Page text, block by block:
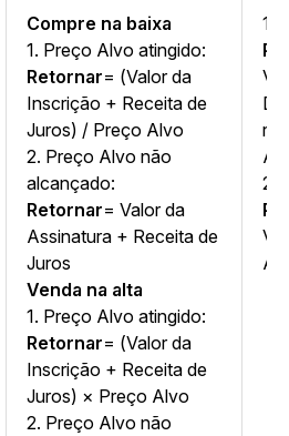
Compre na baixa
1. Preço Alvo atingido:
Retornar= (Valor da
Inscrição + Receita de
Juros) / Preço Alvo
2. Preço Alvo não
alcançado:
Retornar= Valor da
Assinatura + Receita de
Juros
Venda na alta
1. Preço Alvo atingido:
Retornar= (Valor da
Inscrição + Receita de
Juros) × Preço Alvo
2. Preço Alvo não
1.
2.